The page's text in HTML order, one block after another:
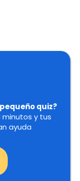
quiz?
y tus
ayuda